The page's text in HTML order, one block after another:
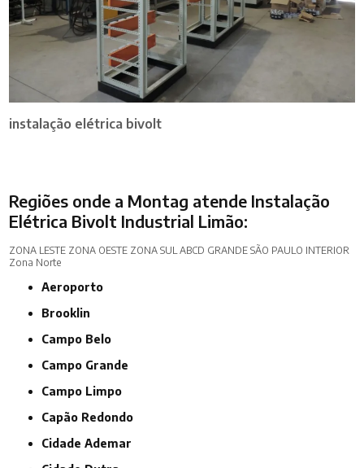
instalação elétrica bivolt
Regiões onde a Montag atende Instalação
Elétrica Bivolt Industrial Limão:
ZONA LESTE ZONA OESTE ZONA SUL ABCD GRANDE SÃO PAULO INTERIOR
Zona Norte
Aeroporto
Brooklin
Campo Belo
Campo Grande
Campo Limpo
Capão Redondo
Cidade Ademar